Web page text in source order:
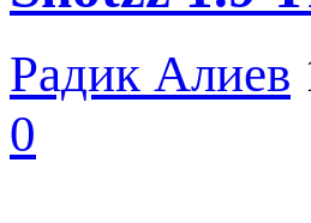
Радик Алиев
0